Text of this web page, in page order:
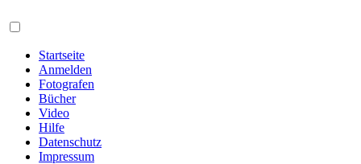
Startseite
Anmelden
Fotografen
Bücher
Video
Hilfe
Datenschutz
Impressum